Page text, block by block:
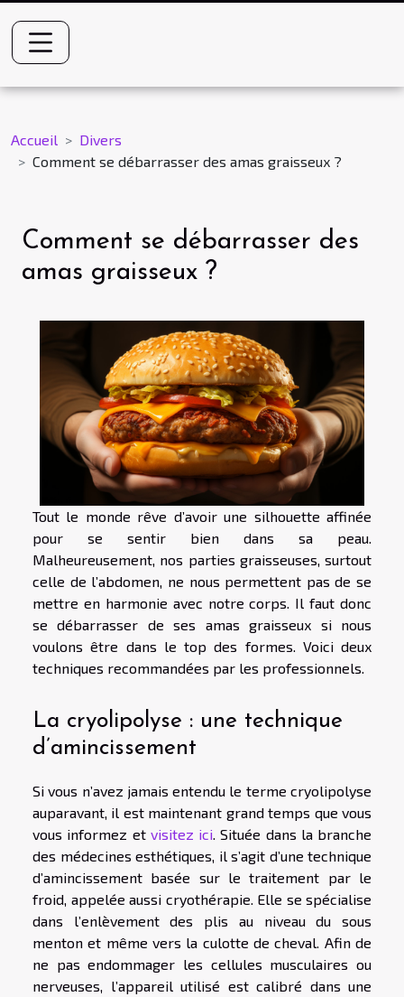
Accueil
Divers
Comment se débarrasser des amas graisseux ?
Comment se débarrasser des
amas graisseux ?
Tout le monde rêve d’avoir une silhouette affinée
pour se sentir bien dans sa peau.
Malheureusement, nos parties graisseuses, surtout
celle de l’abdomen, ne nous permettent pas de se
mettre en harmonie avec notre corps. Il faut donc
se débarrasser de ses amas graisseux si nous
voulons être dans le top des formes. Voici deux
techniques recommandées par les professionnels.
La cryolipolyse : une technique
d’amincissement
Si vous n’avez jamais entendu le terme cryolipolyse
auparavant, il est maintenant grand temps que vous
vous informez et visitez ici. Située dans la branche
des médecines esthétiques, il s’agit d’une technique
d’amincissement basée sur le traitement par le
froid, appelée aussi cryothérapie. Elle se spécialise
dans l’enlèvement des plis au niveau du sous
menton et même vers la culotte de cheval. Afin de
ne pas endommager les cellules musculaires ou
nerveuses, l’appareil utilisé est calibré dans une